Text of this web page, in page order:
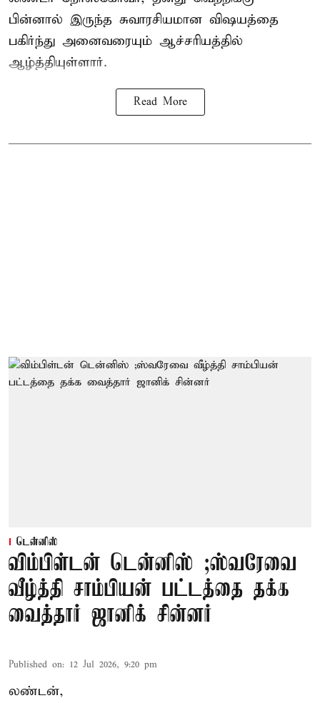
பின்னால் இருந்த சுவாரசியமான விஷயத்தை
பகிர்ந்து அனைவரையும் ஆச்சரியத்தில்
ஆழ்த்தியுள்ளார்.
Read More
டென்னிஸ்
விம்பிள்டன் டென்னிஸ் ;ஸ்வரேவை
வீழ்த்தி சாம்பியன் பட்டத்தை தக்க
வைத்தார் ஜானிக் சின்னர்
Published on: 12 Jul 2026, 9:20 pm
லண்டன்,